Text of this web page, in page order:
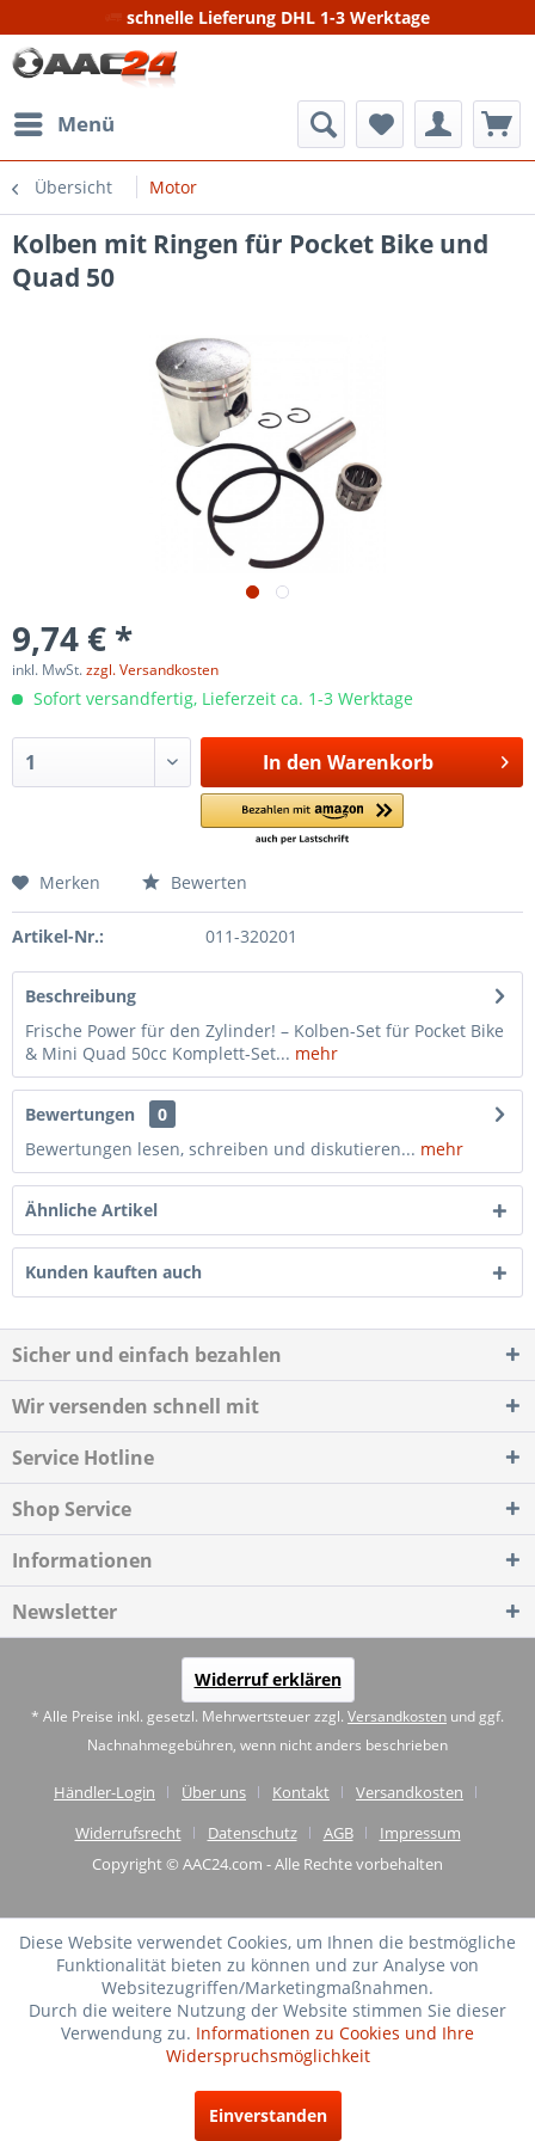
schnelle Lieferung DHL 1-3 Werktage
Menü
Übersicht Motor
Kolben mit Ringen für Pocket Bike und
Quad 50
9,74 € *
inkl. MwSt.zzgl. Versandkosten
Sofort versandfertig, Lieferzeit ca. 1-3 Werktage
In den Warenkorb
Merken Bewerten
Artikel-Nr.: 011-320201
Beschreibung
Frische Power für den Zylinder! – Kolben-Set für Pocket Bike
& Mini Quad 50cc Komplett-Set... mehr
Bewertungen
0
Bewertungen lesen, schreiben und diskutieren... mehr
Ähnliche Artikel
Kunden kauften auch
Sicher und einfach bezahlen
Wir versenden schnell mit
Service Hotline
Shop Service
Informationen
Newsletter
Widerruf erklären
* Alle Preise inkl. gesetzl. Mehrwertsteuer zzgl. Versandkosten und ggf.
Nachnahmegebühren, wenn nicht anders beschrieben
Händler-Login Über uns Kontakt
Versandkosten
Widerrufsrecht
Datenschutz AGB
Impressum
Copyright © AAC24.com - Alle Rechte vorbehalten
Diese Website verwendet Cookies, um Ihnen die bestmögliche
Funktionalität bieten zu können und zur Analyse von
Websitezugriffen/Marketingmaßnahmen.
Durch die weitere Nutzung der Website stimmen Sie dieser
Verwendung zu. Informationen zu Cookies und Ihre
Widerspruchsmöglichkeit
Einverstanden
(4.75 / 5)
Bewertungen bei: shopvote.de ⓘ